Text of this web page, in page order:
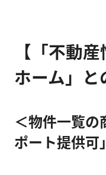
【「不動
ホーム」と
＜物件一覧の
ポート提供可